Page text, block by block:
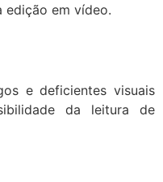
edição em vídeo.
e deficientes visuais
da leitura de